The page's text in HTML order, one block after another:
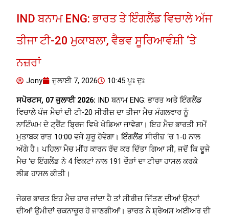
IND ਬਨਾਮ ENG: ਭਾਰਤ ਤੇ ਇੰਗਲੈਂਡ ਵਿਚਾਲੇ ਅੱਜ
ਤੀਜਾ ਟੀ-20 ਮੁਕਾਬਲਾ, ਵੈਭਵ ਸੂਰਿਆਵੰਸ਼ੀ ‘ਤੇ
ਨਜ਼ਰਾਂ
Jony ਜੁਲਾਈ 7, 2026 10:45 ਪੂਃ ਦੁਃ
ਸਪੋਰਟਸ, 07 ਜੁਲਾਈ 2026: IND ਬਨਾਮ ENG: ਭਾਰਤ ਅਤੇ ਇੰਗਲੈਂਡ
ਵਿਚਾਲੇ ਪੰਜ ਮੈਚਾਂ ਦੀ ਟੀ-20 ਸੀਰੀਜ਼ ਦਾ ਤੀਜਾ ਮੈਚ ਮੰਗਲਵਾਰ ਨੂੰ
ਨਾਟਿੰਘਮ ਦੇ ਟ੍ਰੈਂਟ ਬ੍ਰਿਜ ਵਿਖੇ ਖੇਡਿਆ ਜਾਵੇਗਾ। ਇਹ ਮੈਚ ਭਾਰਤੀ ਸਮੇਂ
ਮੁਤਾਬਕ ਰਾਤ 10:00 ਵਜੇ ਸ਼ੁਰੂ ਹੋਵੇਗਾ। ਇੰਗਲੈਂਡ ਸੀਰੀਜ਼ ‘ਚ 1-0 ਨਾਲ
ਅੱਗੇ ਹੈ। ਪਹਿਲਾ ਮੈਚ ਮੀਂਹ ਕਾਰਨ ਰੱਦ ਕਰ ਦਿੱਤਾ ਗਿਆ ਸੀ, ਜਦੋਂ ਕਿ ਦੂਜੇ
ਮੈਚ ‘ਚ ਇੰਗਲੈਂਡ ਨੇ 4 ਵਿਕਟਾਂ ਨਾਲ 191 ਦੌੜਾਂ ਦਾ ਟੀਚਾ ਹਾਸਲ ਕਰਕੇ
ਲੀਡ ਹਾਸਲ ਕੀਤੀ।
ਜੇਕਰ ਭਾਰਤ ਇਹ ਮੈਚ ਹਾਰ ਜਾਂਦਾ ਹੈ ਤਾਂ ਸੀਰੀਜ਼ ਜਿੱਤਣ ਦੀਆਂ ਉਨ੍ਹਾਂ
ਦੀਆਂ ਉਮੀਦਾਂ ਚਕਨਾਚੂਰ ਹੋ ਜਾਣਗੀਆਂ। ਭਾਰਤ ਨੇ ਸ਼੍ਰੇਅਸ ਅਈਅਰ ਦੀ